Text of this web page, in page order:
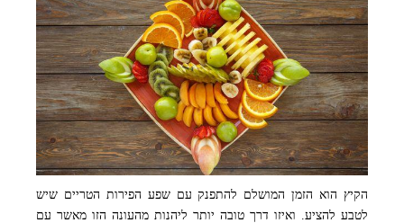
freepik
הקיץ הוא הזמן המושלם להתפנק עם שפע הפירות הטריים שיש
לטבע להציע. ואיזו דרך טובה יותר ליהנות מהעונה הזו מאשר עם